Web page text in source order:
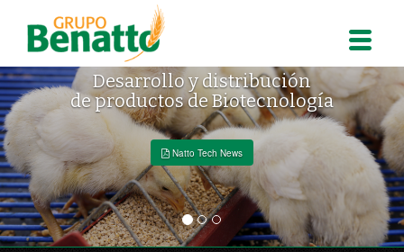
Soluciones
a las necesidades de
nutrición animal
Natto Tech News